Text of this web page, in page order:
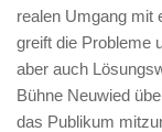
realen Umgang mit
greift die Probleme
aber auch
Bühne Neuwied
das Publikum